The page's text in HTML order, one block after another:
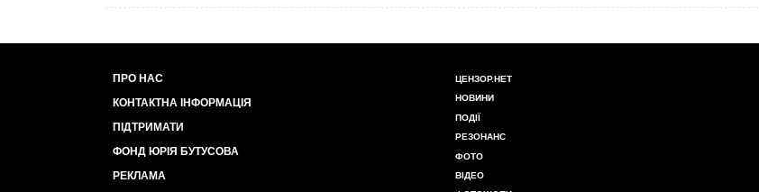
ПРО НАС
КОНТАКТНА ІНФОРМАЦІЯ
ПІДТРИМАТИ
ФОНД ЮРІЯ БУТУСОВА
РЕКЛАМА
ЦЕНЗОР.НЕТ
НОВИНИ
ПОДІЇ
РЕЗОНАНС
ФОТО
ВІДЕО